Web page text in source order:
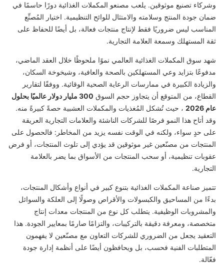
وشركاء تصنيع موثوقين. يلعب مصنعو المكملات الغذائية دورًا حاسمًا في
ضمان جودة المنتج وسلامته والامتثال للوائح التنظيمية. اختيار المُصنِّع
المناسب ليس ضروريًا فقط لإنتاج منتجات فعالة، بل أيضًا للحفاظ على
ثقة المستهلك وسمعة العلامة التجارية.
شهد سوق المكملات الغذائية العالمي نموًا ملحوظًا خلال العقد الماضي،
مدفوعًا بتزايد وعي المستهلكين بالصحة والعافية، وشيخوخة السكان،
والزيادة الكبيرة في ممارسات الرعاية الصحية الوقائية. ووفقًا لتقارير
القطاع، من المتوقع أن يتجاوز حجم السوق
300 مليار دولار عالميًا بحلول
عام 2026
، حيث تُشكل المُغذيات والمكملات العشبية حصةً كبيرةً منه.
وقد أتاح هذا النمو فرصًا للشركات الناشئة والعلامات التجارية العريقة
على حدٍ سواء، ولكنه في الوقت نفسه يزيد من المخاطر: فالحصول على
المنتجات من مصنّعين غير موثوقين قد يؤدي إلى تلوث المنتجات، أو فرض
عقوبات تنظيمية، أو سحب المنتجات من الأسواق بما يضر بالعلامة
التجارية.
تتميز صناعة المكملات الغذائية بتنوع كبير في أنواع وأشكال المنتجات،
بدءًا من المساحيق والكبسولات والأقراص وصولًا إلى العلكة والسوائل
والمشروبات الوظيفية. يتطلب كل نوع من المنتجات معدات إنتاج
متخصصة، ومعرفة دقيقة بالتركيبات، والتزامًا صارمًا بمعايير الجودة. هذا
التعقيد يجعل من الضروري للشركات التعاون مع مصنّعين لا يفهمون
المتطلبات الفنية فحسب، بل ويحافظون أيضًا على أنظمة إدارة جودة
فعّالة.